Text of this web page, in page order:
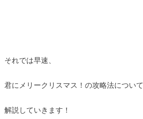
それでは早速、
君にメリークリスマス！の攻略法について
解説していきます！